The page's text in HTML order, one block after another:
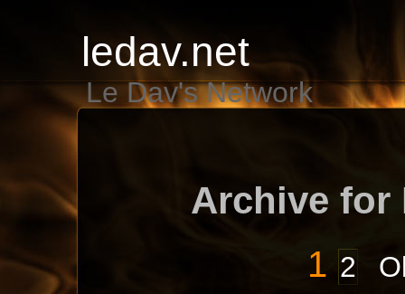
ledav.net
Le Dav's Network
Archive for
1 2